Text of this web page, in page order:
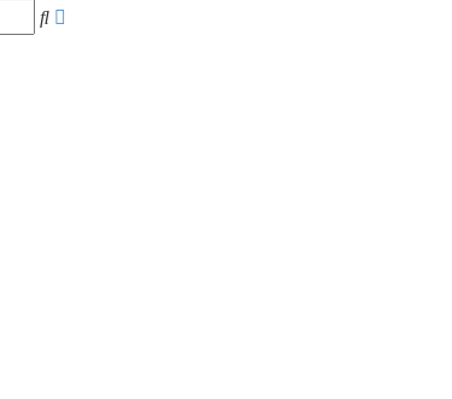
Поиск